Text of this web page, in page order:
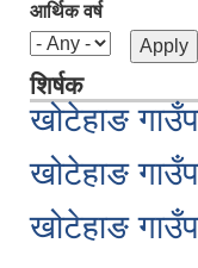
आर्थिक वर्ष
शिर्षक
खोटेहाङ
खोटेहाङ
खोटेहाङ